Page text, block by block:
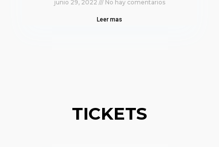
junio 29, 2022 No hay comentarios
Leer mas
TICKETS